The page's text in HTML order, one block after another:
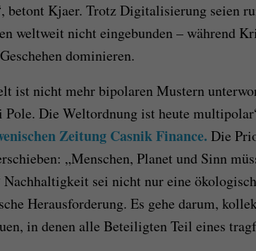
betont Kjaer. Trotz Digitalisierung seien
weltweit nicht eingebunden – während
dominieren.
ist nicht mehr bipolaren Mustern
Pole. Die Weltordnung ist heute
Zeitung Casnik Finance. Die
„Menschen, Planet und Sinn
Nachhaltigkeit sei nicht nur eine
Herausforderung. Es gehe darum,
in denen alle Beteiligten Teil eines